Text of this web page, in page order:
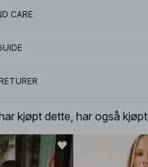
CARE
kjøpt dette, har også kjøpt